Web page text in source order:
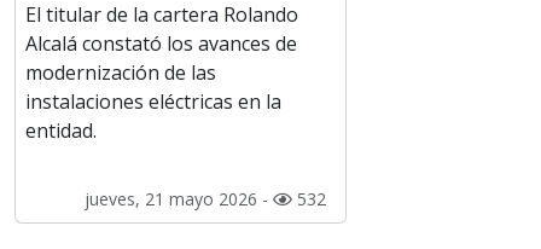
El titular de la cartera Rolando
Alcalá constató los avances de
modernización de las
instalaciones eléctricas en la
entidad.
jueves, 21 mayo 2026 - 532